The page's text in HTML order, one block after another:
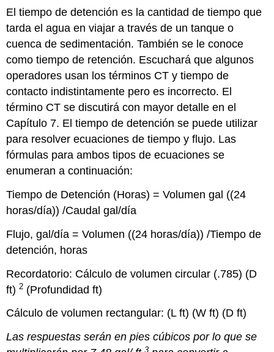
El tiempo de detención es la cantidad de tiempo que
tarda el agua en viajar a través de un tanque o
cuenca de sedimentación. También se le conoce
como tiempo de retención. Escuchará que algunos
operadores usan los términos CT y tiempo de
contacto indistintamente pero es incorrecto. El
término CT se discutirá con mayor detalle en el
Capítulo 7. El tiempo de detención se puede utilizar
para resolver ecuaciones de tiempo y flujo. Las
fórmulas para ambos tipos de ecuaciones se
enumeran a continuación:
Tiempo de Detención (Horas) = Volumen gal ((24
horas/día)) /Caudal gal/día
Flujo, gal/día = Volumen ((24 horas/día)) /Tiempo de
detención, horas
Recordatorio: Cálculo de volumen circular (.785) (D
ft)2 (Profundidad ft)
Cálculo de volumen rectangular: (L ft) (W ft) (D ft)
Las respuestas serán en pies cúbicos por lo que se
3